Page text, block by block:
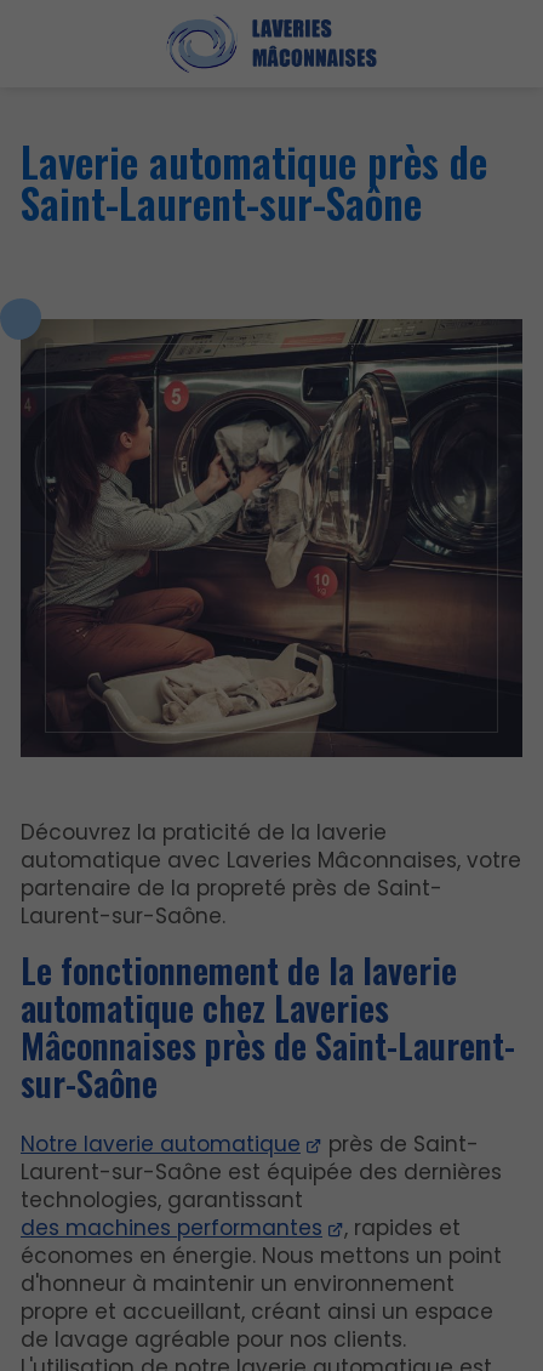
Laverie automatique près de
Saint-Laurent-sur-Saône
Découvrez la praticité de la laverie
automatique avec Laveries Mâconnaises, votre
partenaire de la propreté près de Saint-
Laurent-sur-Saône.
Le fonctionnement de la laverie
automatique chez Laveries
Mâconnaises près de Saint-Laurent-
sur-Saône
Notre laverie automatique
près de Saint-
Laurent-sur-Saône est équipée des dernières
technologies, garantissant
des machines performantes
, rapides et
économes en énergie. Nous mettons un point
d'honneur à maintenir un environnement
propre et accueillant, créant ainsi un espace
de lavage agréable pour nos clients.